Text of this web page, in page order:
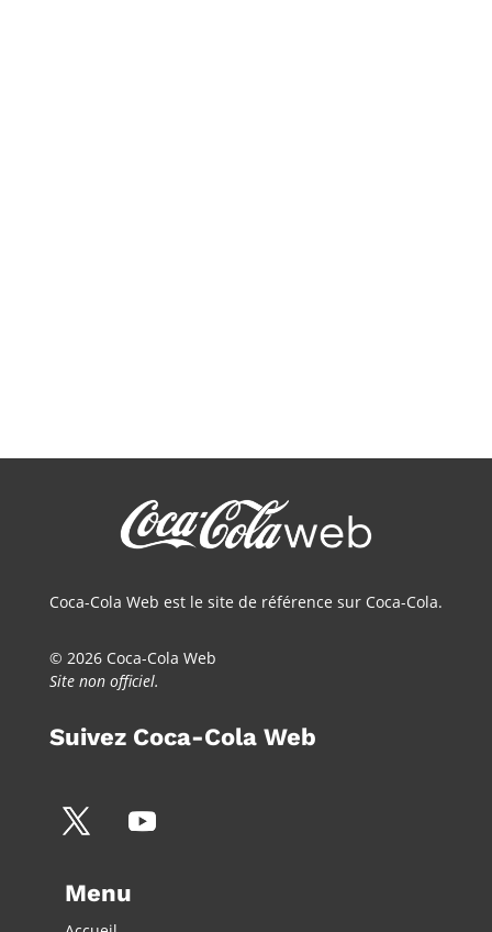
Coca-Cola Web est le site de référence sur Coca-Cola.
© 2026 Coca-Cola Web
Site non officiel.
Suivez Coca-Cola Web
Menu